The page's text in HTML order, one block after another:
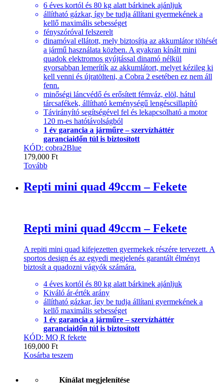
6 éves kortól és 80 kg alatt bárkinek ajánljuk
állítható gázkar, így be tudja állítani gyermekének a
kellő maximális sebességet
fényszóróval felszerelt
dinamóval ellátott, mely biztosítja az akkumlátor töltését
a jármű használata közben. A gyakran kínált mini
quadok elektromos gyújtással dinamó nélkül
gyorsabban lemerítík az akkumlátort, melyet kézileg ki
kell venni és újratölteni, a Cobra 2 esetében ez nem áll
fenn.
minőségi láncvédő és erősített fémváz, elöl, hátul
tárcsafékek, állítható keménységű lengéscsillapító
Távirányító segítségével fel és lekapcsolható a motor
120 m-es hatótávolságból
1 év garancia a járműre – szervízháttér
garanciaidőn túl is biztosított
KÓD: cobra2Blue
179,000 Ft
Tovább
Repti mini quad 49ccm – Fekete
Repti mini quad 49ccm – Fekete
A repiti mini quad kifejezetten gyermekek részére tervezett. A
sportos design és az egyedi megjelenés garantált élményt
biztosít a quadozni vágyók számára.
4 éves kortól és 80 kg alatt bárkinek ajánljuk
Kiváló ár-érték arány
állítható gázkar, így be tudja állítani gyermekének a
kellő maximális sebességet
1 év garancia a járműre – szervízháttér
garanciaidőn túl is biztosított
KÓD: MQ R fekete
169,000 Ft
Kosárba teszem
Kínálat megjelenítése